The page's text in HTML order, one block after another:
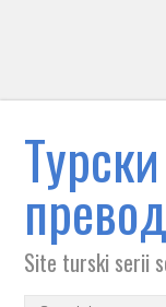
Site turski serii